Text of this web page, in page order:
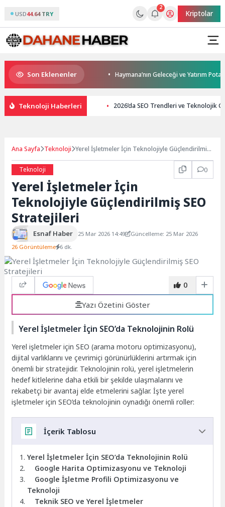
USD44.64 TRY
2
Kriptolar
Son Eklenenler
ulaşım yatırımı Haymana’nın Geleceği ve Yatırım Potansiyeli
Teknoloji Haberleri 2026’da SEO Trendleri ve Teknolojik
Ana Sayfa Teknoloji Yerel İşletmeler İçin Teknolojiyle Güçlendirilmiş
Teknoloji
0
Yerel İşletmeler İçin
Teknolojiyle Güçlendirilmiş SEO
Stratejileri
Esnaf Haber 25 Mar 2026 14:49
Güncelleme: 25 Mar 2026
26 Görüntüleme 6 dk.
0
Yazı Özetini Göster
Yerel İşletmeler İçin SEO’da Teknolojinin Rolü
Yerel işletmeler için SEO (arama motoru optimizasyonu),
dijital varlıklarını ve çevrimiçi görünürlüklerini artırmak için
önemli bir stratejidir. Teknolojinin rolü, yerel işletmelerin
hedef kitlelerine daha etkili bir şekilde ulaşmalarını ve
rekabetçi bir avantaj elde etmelerini sağlar. İşte yerel
işletmeler için SEO’da teknolojinin oynadığı önemli roller:
İçerik Tablosu
Yerel İşletmeler İçin SEO’da Teknolojinin Rolü
Google Harita Optimizasyonu ve Teknoloji
Google İşletme Profili Optimizasyonu ve
Teknoloji
Teknik SEO ve Yerel İşletmeler